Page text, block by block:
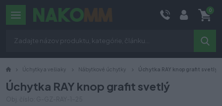
0
Úchytky a vešiaky Nábytkové úchytky Úchytka RAY knop grafit svetlý
Úchytka RAY knop grafit svetlý